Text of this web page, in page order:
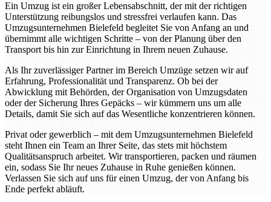
Ein Umzug ist ein großer Lebensabschnitt, der mit der richtigen
Unterstützung reibungslos und stressfrei verlaufen kann. Das
Umzugsunternehmen Bielefeld begleitet Sie von Anfang an und
übernimmt alle wichtigen Schritte – von der Planung über den
Transport bis hin zur Einrichtung in Ihrem neuen Zuhause.
Als Ihr zuverlässiger Partner im Bereich Umzüge setzen wir auf
Erfahrung, Professionalität und Transparenz. Ob bei der
Abwicklung mit Behörden, der Organisation von Umzugsdaten
oder der Sicherung Ihres Gepäcks – wir kümmern uns um alle
Details, damit Sie sich auf das Wesentliche konzentrieren können.
Privat oder gewerblich – mit dem Umzugsunternehmen Bielefeld
steht Ihnen ein Team an Ihrer Seite, das stets mit höchstem
Qualitätsanspruch arbeitet. Wir transportieren, packen und räumen
ein, sodass Sie Ihr neues Zuhause in Ruhe genießen können.
Verlassen Sie sich auf uns für einen Umzug, der von Anfang bis
Ende perfekt abläuft.